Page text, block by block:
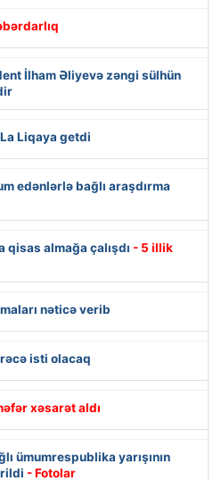
İlham Əliyevə zəngi sülhün
Liqaya getdi
edənlərlə bağlı araşdırma
qisas almağa çalışdı - 5 illik
nəticə verib
isti olacaq
xəsarət aldı
ümumrespublika yarışının
- Fotolar